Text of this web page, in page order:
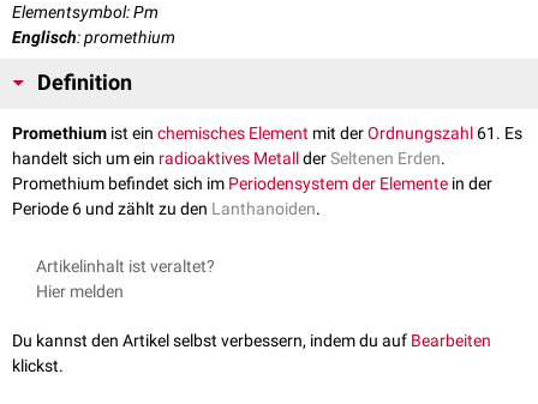
Elementsymbol: Pm
Englisch: promethium
Definition
Promethium ist ein chemisches Element mit derOrdnungszahl 61. Es
handelt sich um ein radioaktives MetallderSeltenen Erden.
Promethium befindet sich im Periodensystem der Elemente in der
Periode 6 und zählt zu den Lanthanoiden.
Artikelinhalt ist veraltet?
Hier melden
Du kannst den Artikel selbst verbessern, indem du auf Bearbeiten
klickst.